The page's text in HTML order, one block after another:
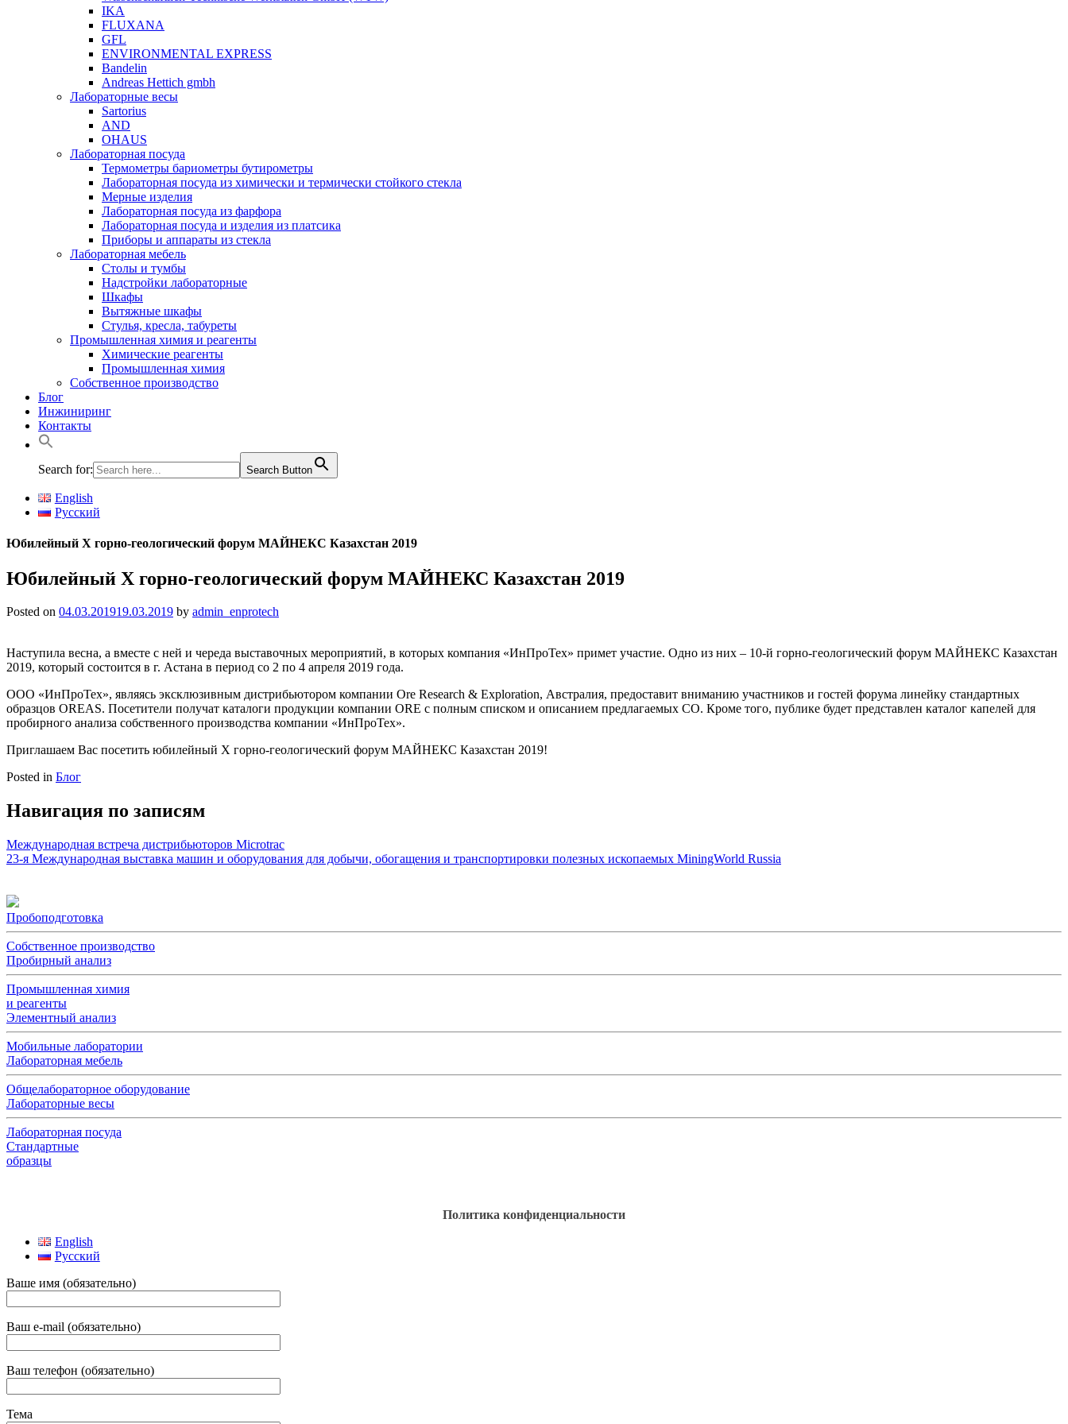
IKA
FLUXANA
GFL
ENVIRONMENTAL EXPRESS
Bandelin
Andreas Hettich gmbh
Лабораторные весы
Sartorius
AND
OHAUS
Лабораторная посуда
Термометры бариометры бутирометры
Лабораторная посуда из химически и термически стойкого стекла
Мерные изделия
Лабораторная посуда из фарфора
Лабораторная посуда и изделия из платсика
Приборы и аппараты из стекла
Лабораторная мебель
Столы и тумбы
Надстройки лабораторные
Шкафы
Вытяжные шкафы
Стулья, кресла, табуреты
Промышленная химия и реагенты
Химические реагенты
Промышленная химия
Собственное производство
Блог
Инжиниринг
Контакты
Search for: Search Button
English
Русский
Юбилейный Х горно-геологический форум МАЙНЕКС Казахстан 2019
Юбилейный Х горно-геологический форум МАЙНЕКС Казахстан 2019
Posted on 04.03.201919.03.2019 by admin_enprotech
Наступила весна, а вместе с ней и череда выставочных мероприятий, в которых компания «ИнПроТех» примет участие. Одно из них – 10-й горно-геологический форум МАЙНЕКС Казахстан
2019, который состоится в г. Астана в период со 2 по 4 апреля 2019 года.
ООО «ИнПроТех», являясь эксклюзивным дистрибьютором компании Ore Research & Exploration, Австралия, предоставит вниманию участников и гостей форума линейку стандартных
образцов OREAS. Посетители получат каталоги продукции компании ORE с полным списком и описанием предлагаемых СО. Кроме того, публике будет представлен каталог капелей для
пробирного анализа собственного производства компании «ИнПроТех».
Приглашаем Вас посетить юбилейный Х горно-геологический форум МАЙНЕКС Казахстан 2019!
Posted in Блог
Навигация по записям
Международная встреча дистрибьюторов Microtrac
23-я Международная выставка машин и оборудования для добычи, обогащения и транспортировки полезных ископаемых MiningWorld Russia
Пробоподготовка
Собственное производство
Пробирный анализ
Промышленная химия
и реагенты
Элементный анализ
Мобильные лаборатории
Лабораторная мебель
Общелабораторное оборудование
Лабораторные весы
Лабораторная посуда
Стандартные
образцы
Политика конфиденциальности
English
Русский
Ваше имя (обязательно)
Ваш e-mail (обязательно)
Ваш телефон (обязательно)
Тема